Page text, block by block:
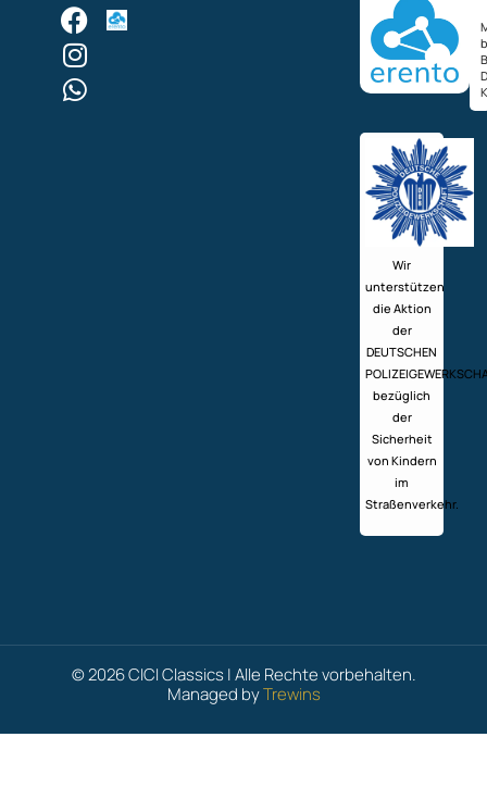
Wir
unterstützen
die Aktion
der
DEUTSCHEN
bezüglich
der
Sicherheit
von Kindern
im
Straßenverkehr.
© 2026 CICI Classics | Alle Rechte vorbehalten.
Managed byTrewins